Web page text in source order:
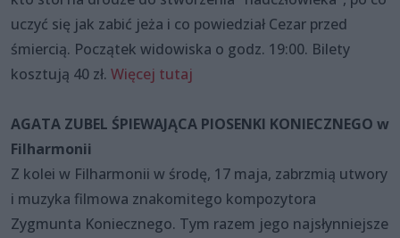
uczyć się jak zabić jeża i co powiedział Cezar przed
śmiercią. Początek widowiska o godz. 19:00. Bilety
kosztują 40 zł. Więcej tutaj
AGATA ZUBEL ŚPIEWAJĄCA PIOSENKI KONIECZNEGO w
Filharmonii
Z kolei w Filharmonii w środę, 17 maja, zabrzmią utwory
i muzyka filmowa znakomitego kompozytora
Zygmunta Koniecznego. Tym razem jego najsłynniejsze